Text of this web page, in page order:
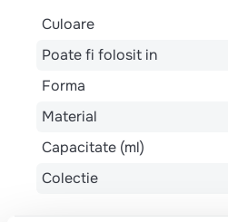
Culoare
Poate fi folosit in
Forma
Material
Capacitate (ml)
Colectie